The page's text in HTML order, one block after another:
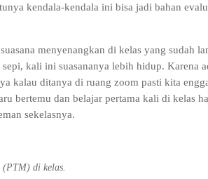
kendala-kendala ini bisa jadi bahan
menyenangkan di kelas yang sudah
sepi, kali ini suasananya lebih hidup. Karena
kalau ditanya di ruang zoom pasti kita
bertemu dan belajar pertama kali di kelas
sekelasnya.
(PTM) di kelas.